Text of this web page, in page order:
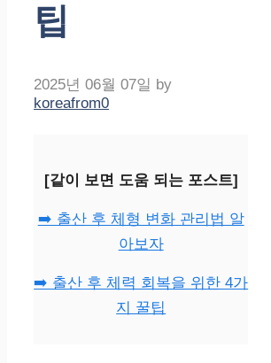
팁
2025년 06월 07일 by
koreafrom0
[같이 보면 도움 되는 포스트]
➡️ 출산 후 체형 변화 관리법 알
아보자
➡️ 출산 후 체력 회복을 위한 4가
지 꿀팁